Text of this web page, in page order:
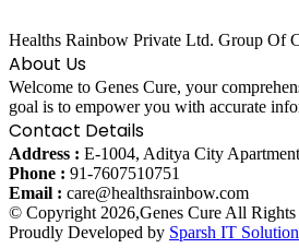
Healths Rainbow Private Ltd. Group Of
About Us
Welcome to Genes Cure, your
goal is to empower you with accurate
Contact Details
Address : E-1004, Aditya City
Phone : 91-7607510751
Email : care@healthsrainbow.com
© Copyright 2026,Genes Cure All Rights
Proudly Developed by Sparsh IT